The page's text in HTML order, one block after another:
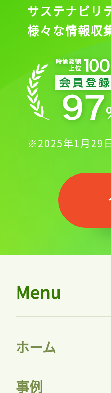
記
サステナビリ
様々な情報収
※2025年1月29日
Menu
ホーム
事例